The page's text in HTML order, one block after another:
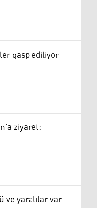
gasp ediliyor
ziyaret:
ve yaralılar var